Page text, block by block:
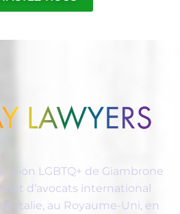
LGBTQ+ de Giambrone
d’avocats international
Italie, au Royaume-Uni, en